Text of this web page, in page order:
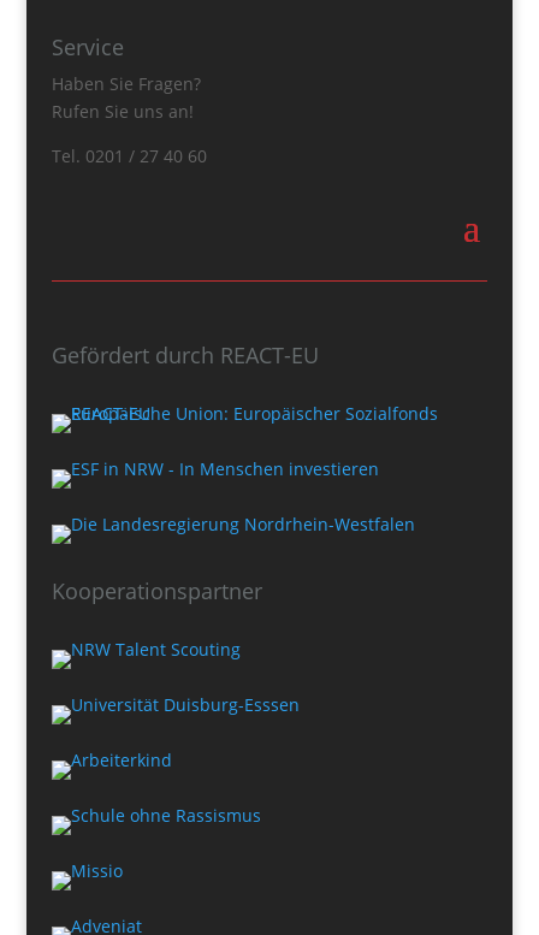
Service
Haben Sie Fragen?
Rufen Sie uns an!
Tel. 0201 / 27 40 60
Gefördert durch REACT-EU
Kooperationspartner